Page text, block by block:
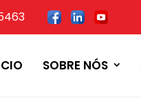
SOBRE NÓS